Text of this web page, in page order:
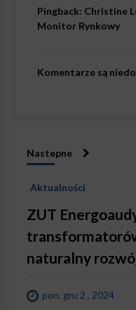
Pingback: Christine
Monitor Rynkowy
Komentarze są
Nastepne
Aktualności
ZUT
naturalny
pon. gru 2 , 2024